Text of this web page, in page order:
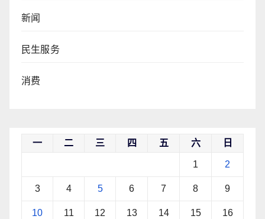
新闻
民生服务
消费
一 二 三 四 五 六 日
1 2
3 4 5 6 7 8 9
10 11 12 13 14 15 16